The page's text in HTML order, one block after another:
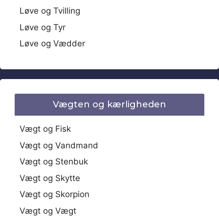
Løve og Tvilling
Løve og Tyr
Løve og Vædder
Vægten og kærligheden
Vægt og Fisk
Vægt og Vandmand
Vægt og Stenbuk
Vægt og Skytte
Vægt og Skorpion
Vægt og Vægt